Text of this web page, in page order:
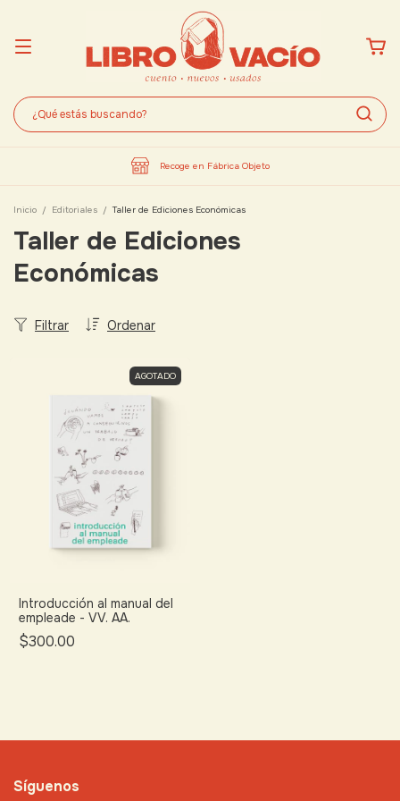
Recoge en Fábrica Objeto
Inicio / Editoriales / Taller de Ediciones Económicas
Taller de Ediciones
Económicas
Ordenar
Filtrar
AGOTADO
Introducción al manual del
empleade - VV. AA.
$300.00
Síguenos